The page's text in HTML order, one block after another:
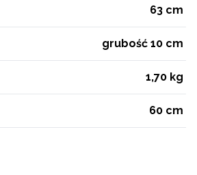
63 cm
grubość 10 cm
1,70 kg
60 cm